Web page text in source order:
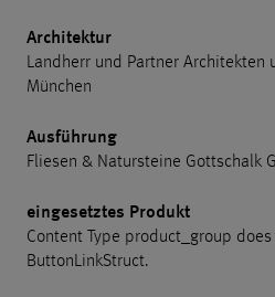
Architektur
Landherr und Partner Architekten
München
Ausführung
Fliesen & Natursteine Gottschalk
eingesetztes Produkt
Content Type product_group
ButtonLinkStruct.